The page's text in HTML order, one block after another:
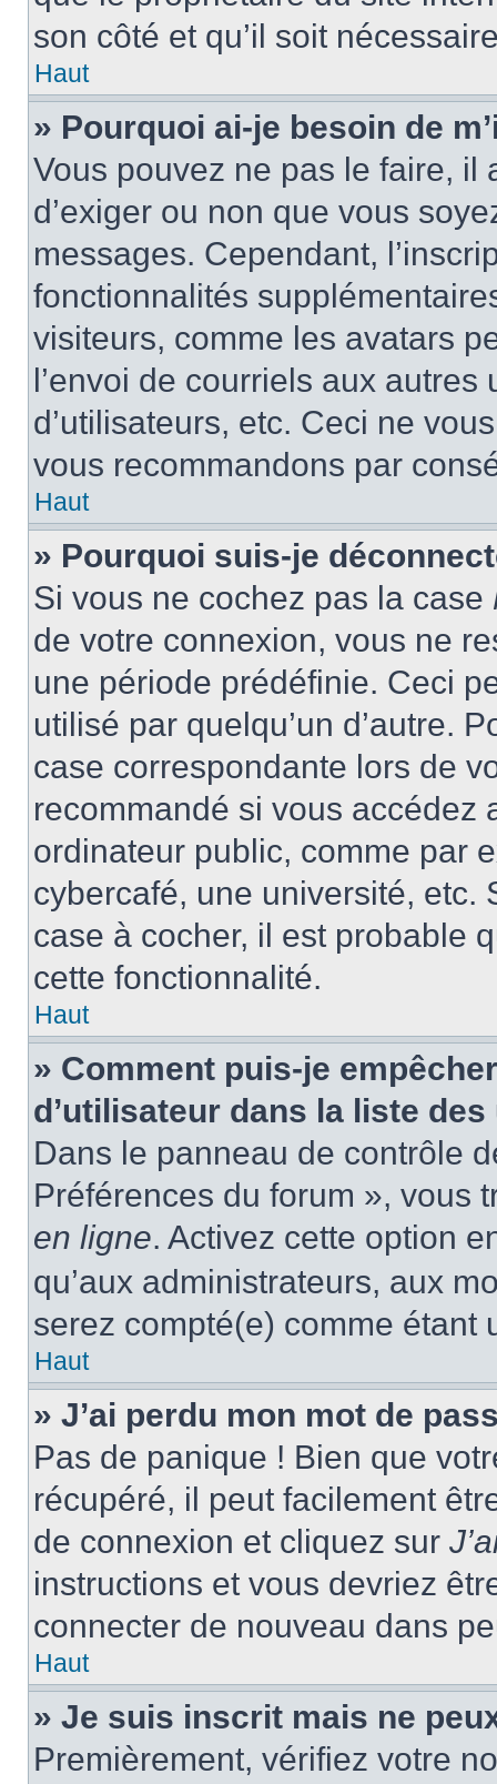
son côté et qu’il soit
Haut
» Pourquoi ai-je besoin de
Vous pouvez ne pas le faire, il
d’exiger ou non que vous
messages. Cependant,
fonctionnalités
visiteurs, comme les avatars
l’envoi de courriels aux
d’utilisateurs, etc. Ceci ne
vous recommandons par
Haut
» Pourquoi suis-je
Si vous ne cochez pas la case
de votre connexion, vous ne
une période prédéfinie. Ceci
utilisé par quelqu’un d’autre.
case correspondante lors de
recommandé si vous accédez
ordinateur public, comme par
cybercafé, une université, etc.
case à cocher, il est probable
cette fonctionnalité.
Haut
» Comment puis-je
d’utilisateur dans la liste
Dans le panneau de contrôle
Préférences du forum », vous
en ligne. Activez cette option
qu’aux administrateurs, aux
serez compté(e) comme étant
Haut
» J’ai perdu mon mot de
Pas de panique ! Bien que
récupéré, il peut facilement
de connexion et cliquez sur
instructions et vous devriez
connecter de nouveau dans
Haut
» Je suis inscrit mais ne
Premièrement, vérifiez votre